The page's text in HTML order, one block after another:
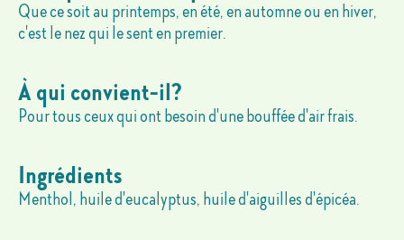
Que ce soit au printemps, en été, en automne ou en hiver,
c'est le nez qui le sent en premier.
À qui convient-il?
Pour tous ceux qui ont besoin d'une bouffée d'air frais.
Ingrédients
Menthol, huile d'eucalyptus, huile d'aiguilles d'épicéa.